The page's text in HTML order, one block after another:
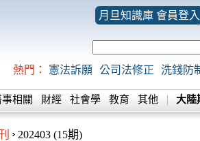
月旦知識庫 會員登入
熱門： 憲法訴願 公司法修正 洗錢防
相關 財經 社會學 教育 其他 大陸
202403 (15期)